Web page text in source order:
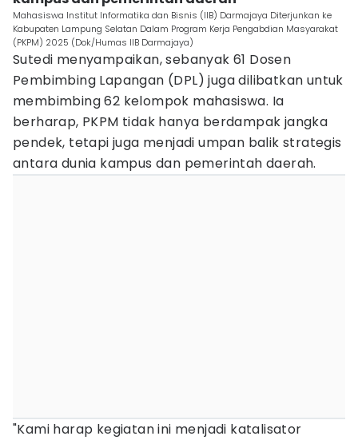
Mahasiswa Institut Informatika dan Bisnis (IIB) Darmajaya Diterjunkan ke
Kabupaten Lampung Selatan Dalam Program Kerja Pengabdian Masyarakat
(PKPM) 2025 (Dok/Humas IIB Darmajaya)
Sutedi menyampaikan, sebanyak 61 Dosen
Pembimbing Lapangan (DPL) juga dilibatkan untuk
membimbing 62 kelompok mahasiswa. Ia
berharap, PKPM tidak hanya berdampak jangka
pendek, tetapi juga menjadi umpan balik strategis
antara dunia kampus dan pemerintah daerah.
"Kami harap kegiatan ini menjadi katalisator